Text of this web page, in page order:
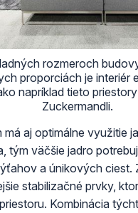
rozmeroch
proporciách je interiér
napríklad tieto
Zuckermandli.
aj optimálne využitie
tým väčšie jadro
a únikových ciest.
stabilizačné prvky,
Kombinácia